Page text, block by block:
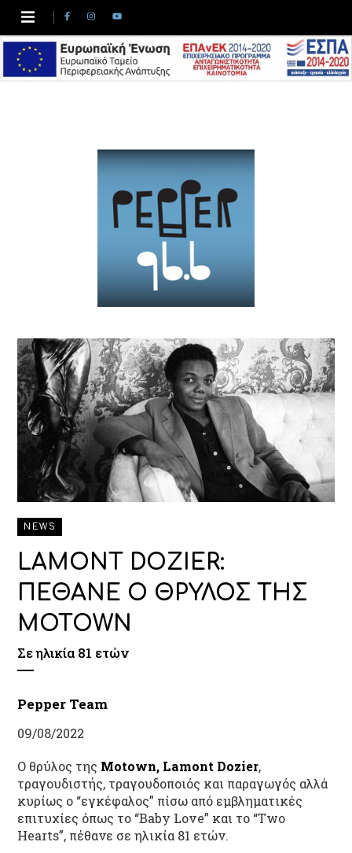
NEWS
LAMONT DOZIER:
ΠΕΘΑΝΕ Ο ΘΡΥΛΟΣ ΤΗΣ
MOTOWN
Σε ηλικία 81 ετών
Pepper Team
09/08/2022
Ο θρύλος της Motown, Lamont Dozier,
τραγουδιστής, τραγουδοποιός και παραγωγός αλλά
κυρίως ο “εγκέφαλος” πίσω από εμβληματικές
επιτυχίες όπως το “Baby Love” και το “Two
Hearts”, πέθανε σε ηλικία 81 ετών.